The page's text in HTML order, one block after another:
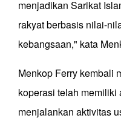
menjadikan Sarikat
rakyat berbasis nilai-
kebangsaan," kata
Menkop Ferry kembali
koperasi telah
menjalankan aktivitas